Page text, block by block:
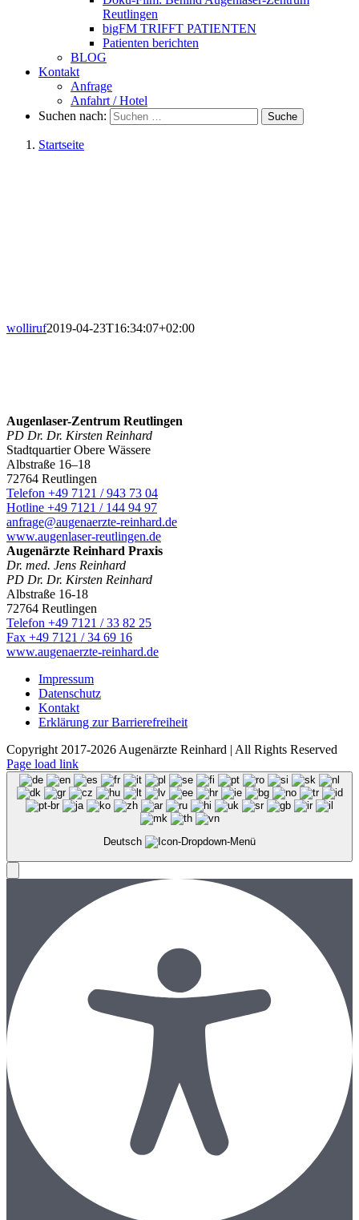
Reutlingen
bigFM TRIFFT PATIENTEN
Patienten berichten
BLOG
Kontakt
Anfrage
Anfahrt / Hotel
Suchen nach:
Suche
Startseite
wolliruf2019-04-23T16:34:07+02:00
Augenlaser-Zentrum Reutlingen
PD Dr. Dr. Kirsten Reinhard
Stadtquartier Obere Wässere
Albstraße 16–18
72764 Reutlingen
Telefon +49 7121 / 943 73 04
Hotline +49 7121 / 144 94 97
anfrage@augenaerzte-reinhard.de
www.augenlaser-reutlingen.de
Augenärzte Reinhard Praxis
Dr. med. Jens Reinhard
PD Dr. Dr. Kirsten Reinhard
Albstraße 16-18
72764 Reutlingen
Telefon +49 7121 / 33 82 25
Fax +49 7121 / 34 69 16
www.augenaerzte-reinhard.de
Impressum
Datenschutz
Kontakt
Erklärung zur Barrierefreiheit
Copyright 2017-2026 Augenärzte Reinhard | All Rights Reserved
Page load link
Deutsch